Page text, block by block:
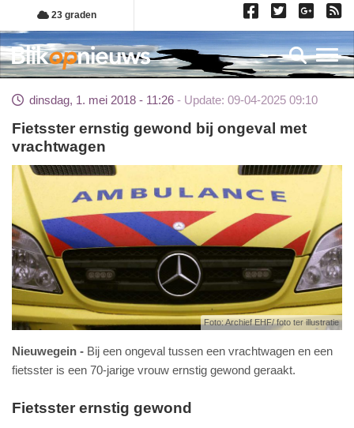
Overslaan
en
naar
de
gaan
23 graden
dinsdag, 1. mei 2018 - 11:26 Update: 09-04-2025 09:10
Fietsster ernstig gewond bij ongeval met
vrachtwagen
Foto: Archief EHF/ foto ter illustratie
Nieuwegein
Bij een ongeval tussen een vrachtwagen en een
fietsster is een 70-jarige vrouw ernstig gewond geraakt.
Fietsster ernstig gewond